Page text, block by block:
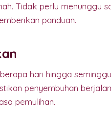
Tidak perlu menunggu
panduan.
hari hingga
penyembuhan
pemulihan.